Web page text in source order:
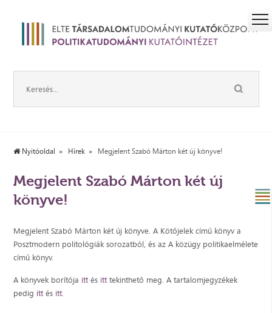
Nyitóoldal Hírek Megjelent Szabó Márton két új könyve!
Megjelent Szabó Márton két új
könyve!
Megjelent Szabó Márton két új könyve. A Kötőjelek című könyv a
Posztmodern politológiák sorozatból, és az A közügy politikaelmélete
című könyv.
A könyvek borítója itt és itt tekinthető meg. A tartalomjegyzékek
pedig itt és itt.